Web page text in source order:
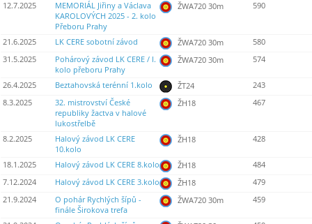
12.7.2025
MEMORIÁL Jiřiny a Václava
KAROLOVÝCH 2025 - 2. kolo
Přeboru Prahy
ŽWA720 30m 590
21.6.2025 LK CERE sobotní závod ŽWA720 30m
580
31.5.2025
Pohárový závod LK CERE / I.
kolo přeboru Prahy
ŽWA720 30m 574
26.4.2025 Beztahovská terénní 1.kolo ŽT24
243
8.3.2025
32. mistrovství České
republiky žactva v halové
lukostřelbě
ŽH18 467
8.2.2025
Halový závod LK CERE
10.kolo
ŽH18 428
18.1.2025 Halový závod LK CERE 8.kolo ŽH18
484
7.12.2024
Halový závod LK CERE 3.kolo ŽH18
479
21.9.2024
O pohár Rychlých šípů -
finále Širokova trefa
ŽWA720 30m 459